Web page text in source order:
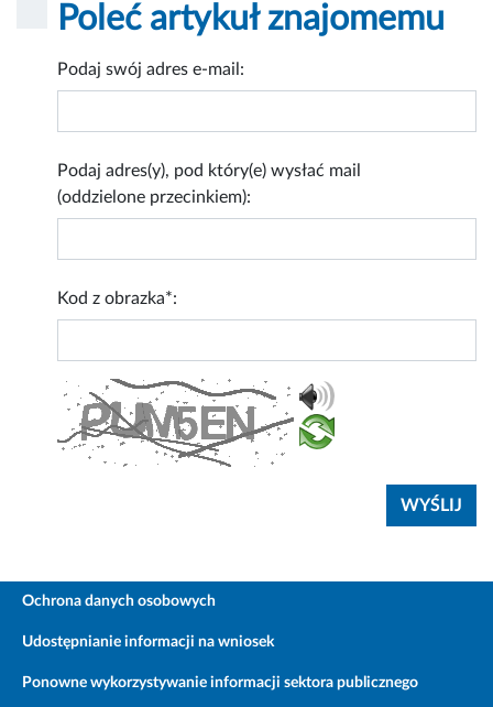
Poleć artykuł znajomemu
Podaj swój adres e-mail:
Podaj adres(y), pod który(e) wysłać mail
(oddzielone przecinkiem):
Kod z obrazka*:
Ochrona danych osobowych
Udostępnianie informacji na wniosek
Ponowne wykorzystywanie informacji sektora publicznego